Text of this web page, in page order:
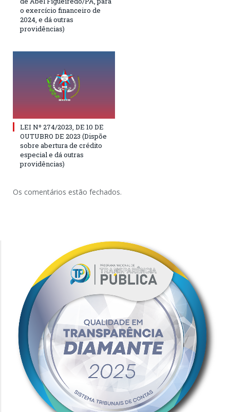
o exercício financeiro de
2024, e dá outras
providências)
LEI Nº 274/2023, DE 10 DE
OUTUBRO DE 2023 (Dispõe
sobre abertura de crédito
especial e dá outras
providências)
Os comentários estão fechados.